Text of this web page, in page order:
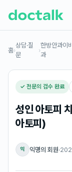
홈›
상담·질
문
›
한방안과이
과
✓ 전문의 검수 완료
성인 아토피
아토피)
익 익명의 회원·